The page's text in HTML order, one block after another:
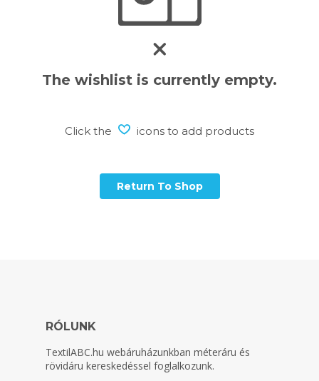
The wishlist is currently empty.
Click the icons to add products
Return To Shop
RÓLUNK
TextilABC.hu webáruházunkban méteráru és
rövidáru kereskedéssel foglalkozunk.